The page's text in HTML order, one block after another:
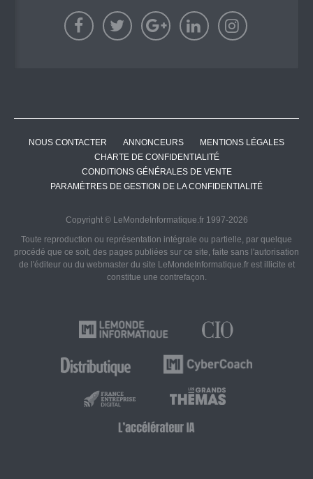
NOUS CONTACTER ANNONCEURS
MENTIONS LÉGALES
CHARTE DE CONFIDENTIALITÉ
CONDITIONS GÉNÉRALES DE VENTE
PARAMÈTRES DE GESTION DE LA CONFIDENTIALITÉ
Copyright © LeMondeInformatique.fr 1997-2026
Toute reproduction ou représentation intégrale ou partielle, par quelque
procédé que ce soit, des pages publiées sur ce site, faite sans l'autorisation
de l'éditeur ou du webmaster du site LeMondeInformatique.fr est illicite et
constitue une contrefaçon.